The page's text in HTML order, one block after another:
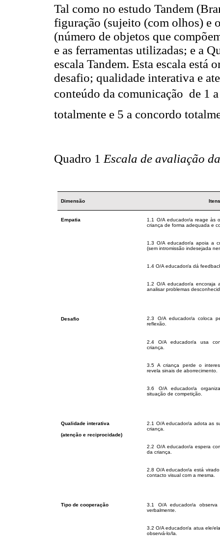
Tal como no estudo Tandem
figuração (sujeito (com olhos) e
(número de objetos que
e as ferramentas utilizadas; e a
escala Tandem. Esta escala está
desafio; qualidade interativa e
conteúdo da comunicação de 1
totalmente e 5 a concordo
Quadro 1 Escala de avaliação
Dimensão
Empatia
1.1 O/A educador/a reage às
criança de forma adequada e
1.3 O/A educador/a apoia a
(sem intromissão indesejada
1.4 O/A educador/a dá
Desafio
1.2 O/A educador/a encoraja
analisar problemas
2.3 O/A educador/a coloca
reflexão.
2.4 O/A educador/a usa
criança.
3.5 A criança perde o
revela sinais de aborrecimento.
3.6 O/A educador/a
situação de competição.
Qualidade interativa
(atenção e reciprocidade)
2.1 O/A educador/a adota as
criança.
2.2 O/A educador/a espera
da criança.
2.8 O/A educador/a está
contacto visual com a mesma.
Tipo de cooperação
3.1 O/A educador/a
verbalmente.
3.2 O/A educador/a atua ele/
observá-lo/la.